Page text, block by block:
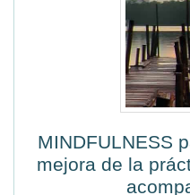
MINDFULNESS
mejora de la